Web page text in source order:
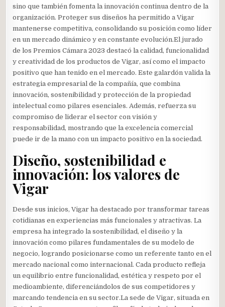
sino que también fomenta la innovación continua dentro de la
organización. Proteger sus diseños ha permitido a Vigar
mantenerse competitiva, consolidando su posición como líder
en un mercado dinámico y en constante evolución.El jurado
de los Premios Cámara 2023 destacó la calidad, funcionalidad
y creatividad de los productos de Vigar, así como el impacto
positivo que han tenido en el mercado. Este galardón valida la
estrategia empresarial de la compañía, que combina
innovación, sostenibilidad y protección de la propiedad
intelectual como pilares esenciales. Además, refuerza su
compromiso de liderar el sector con visión y
responsabilidad, mostrando que la excelencia comercial
puede ir de la mano con un impacto positivo en la sociedad.
Diseño, sostenibilidad e
innovación: los valores de
Vigar
Desde sus inicios, Vigar ha destacado por transformar tareas
cotidianas en experiencias más funcionales y atractivas. La
empresa ha integrado la sostenibilidad, el diseño y la
innovación como pilares fundamentales de su modelo de
negocio, logrando posicionarse como un referente tanto en el
mercado nacional como internacional. Cada producto refleja
un equilibrio entre funcionalidad, estética y respeto por el
medioambiente, diferenciándolos de sus competidores y
marcando tendencia en su sector.La sede de Vigar, situada en